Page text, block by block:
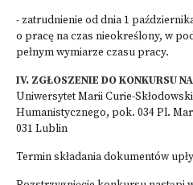
- zatrudnienie od dnia 1
o pracę na czas nieokreślony, w
pełnym wymiarze czasu pracy.
IV. ZGŁOSZENIE DO KONKURSU
Uniwersytet Marii Curie-
Humanistycznego, pok. 034 Pl.
031 Lublin
Termin składania dokumentów